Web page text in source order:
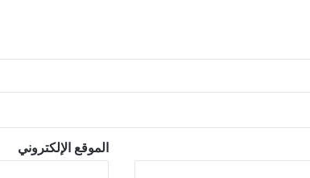
الموقع الإلكتروني